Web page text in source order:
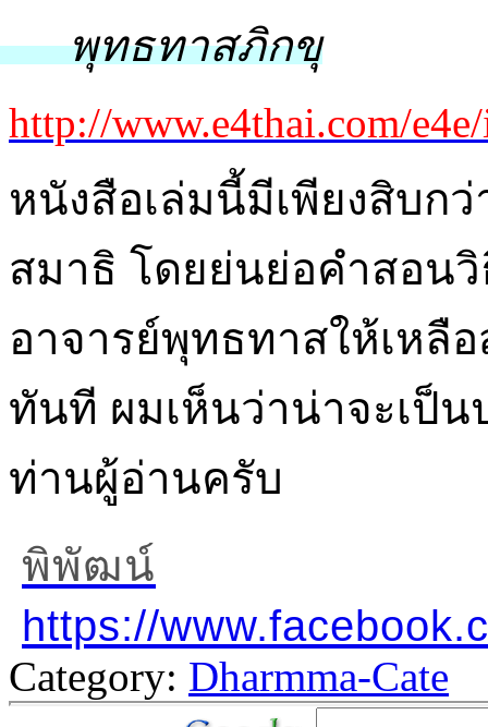
พุทธทาสภิกขุ
http://www.e4thai.com/
หนังสือเล่มนี้มีเพียงสิบก
สมาธิ โดยย่นย่อคำสอน
อาจารย์พุทธทาสให้เหลื
ทันที ผมเห็นว่าน่าจะเป็น
ท่านผู้อ่านครับ
พิพัฒน์
https://
Category: Dharmma-Cate